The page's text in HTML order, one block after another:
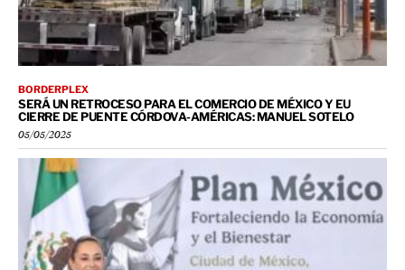
BORDERPLEX
SERÁ UN RETROCESO PARA EL COMERCIO DE MÉXICO Y EU
CIERRE DE PUENTE CÓRDOVA-AMÉRICAS: MANUEL SOTELO
05/05/2025